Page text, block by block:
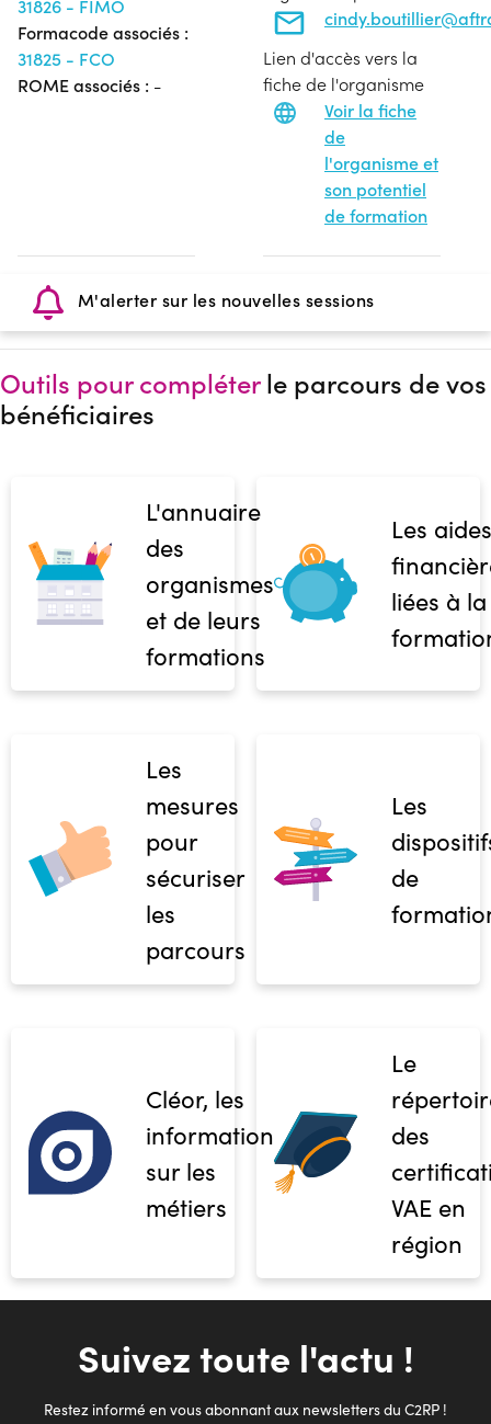
31826 - FIMO
Formacode associés :
31825 - FCO
ROME associés : -
Lien d'accès vers la
fiche de l'organisme
Voir la fiche
de
l'organisme et
son potentiel
de formation
M'alerter sur les nouvelles sessions
Outils pour compléterle parcours de vos
bénéficiaires
L'annuaire
des
organismes
et de leurs
formations
Les aides
liées à la
Les
mesures
pour
sécuriser
les
parcours
Les
de
Cléor, les
informations
sur les
métiers
Le
des
VAE en
région
Suivez toute l'actu !
Restez informé en vous abonnant aux newsletters du C2RP !